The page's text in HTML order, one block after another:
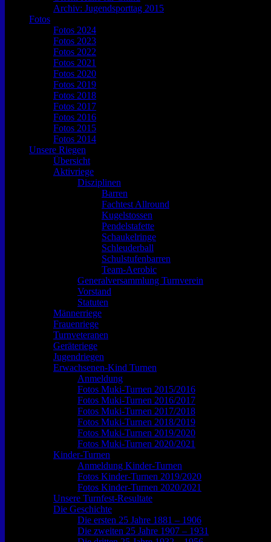
Archiv: Jugendsporttag 2015
Fotos
Fotos 2024
Fotos 2023
Fotos 2022
Fotos 2021
Fotos 2020
Fotos 2019
Fotos 2018
Fotos 2017
Fotos 2016
Fotos 2015
Fotos 2014
Unsere Riegen
Übersicht
Aktivriege
Disziplinen
Barren
Fachtest Allround
Kugelstossen
Pendelstafette
Schaukelringe
Schleuderball
Schulstufenbarren
Team-Aerobic
Generalversammlung Turnverein
Vorstand
Statuten
Männerriege
Frauenriege
Turnveteranen
Geräteriege
Jugendriegen
Erwachsenen-Kind Turnen
Anmeldung
Fotos Muki-Turnen 2015/2016
Fotos Muki-Turnen 2016/2017
Fotos Muki-Turnen 2017/2018
Fotos Muki-Turnen 2018/2019
Fotos Muki-Turnen 2019/2020
Fotos Muki-Turnen 2020/2021
Kinder-Turnen
Anmeldung Kinder-Turnen
Fotos Kinder-Turnen 2019/2020
Fotos Kinder-Turnen 2020/2021
Unsere Turnfest-Resultate
Die Geschichte
Die ersten 25 Jahre 1881 – 1906
Die zweiten 25 Jahre 1907 – 1931